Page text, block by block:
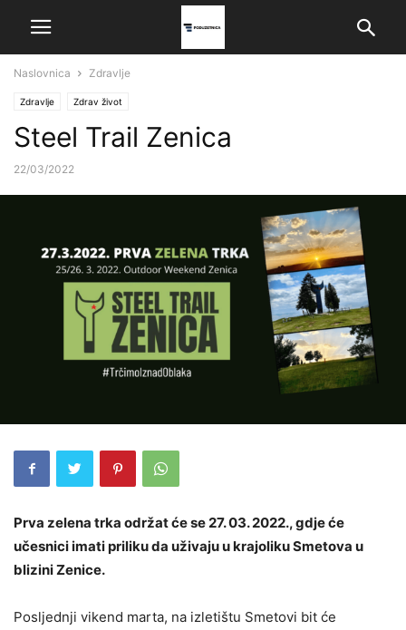
Naslovnica Zdravlje
Zdravlje Zdrav život
Steel Trail Zenica
22/03/2022
Prva zelena trka održat će se 27. 03. 2022., gdje će
učesnici imati priliku da uživaju u krajoliku Smetova u
blizini Zenice.
Posljednji vikend marta, na izletištu Smetovi bit će